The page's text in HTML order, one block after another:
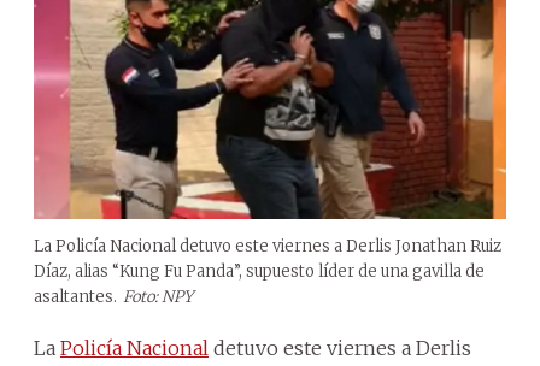
La Policía Nacional detuvo este viernes a Derlis Jonathan Ruiz
Díaz, alias “Kung Fu Panda”, supuesto líder de una gavilla de
asaltantes. Foto: NPY
La Policía Nacional detuvo este viernes a Derlis